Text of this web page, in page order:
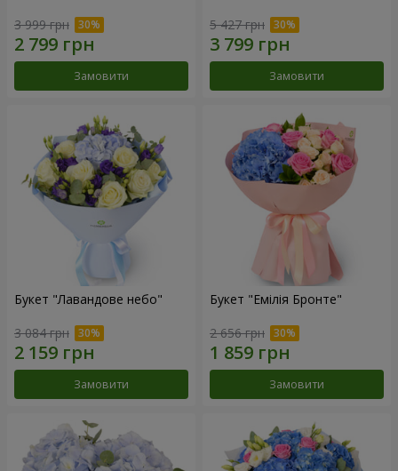
3 999 грн
Замовити
5 427 грн
Замовити
Букет "Лавандове небо"
3 084 грн
Замовити
Букет "Емілія Бронте"
2 656 грн
Замовити